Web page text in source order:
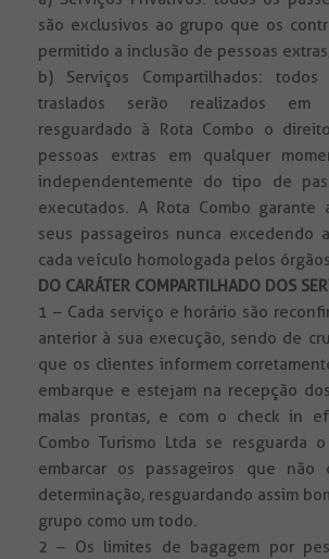
são exclusivos ao grupo que os
permitido a inclusão de pessoas
b) Serviços Compartilhados:
traslados serão realizados em
resguardado à Rota Combo o
pessoas extras em qualquer
independentemente do tipo de
executados. A Rota Combo garante
seus passageiros nunca excedendo
cada veículo homologada pelos
DO CARÁTER COMPARTILHADO DOS
1 – Cada serviço e horário são
anterior à sua execução, sendo de
que os clientes informem
embarque e estejam na recepção
malas prontas, e com o check in
Combo Turismo Ltda se resguarda
embarcar os passageiros que não
determinação, resguardando assim
grupo como um todo.
2 – Os limites de bagagem por